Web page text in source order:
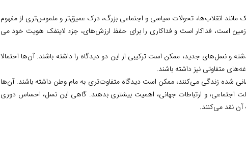
انقلاب‌ها، تحولات سیاسی و اجتماعی بزرگ، درک عمیق‌تر و ملموس‌تری از مفهوم
است، فداکار است و فداکاری را برای حفظ ارزش‌های، جزء لاینفک هویت خود می
و نسل‌های جدید، ممکن است ترکیبی از این دو دیدگاه را داشته باشند. آن‌ها احتمالا
متفاوتی نیز داشته باشند.
شده زندگی می‌کنند، ممکن است دیدگاه متفاوت‌تری به مام وطن داشته باشند. آن‌ها
اجتماعی، و ارتباطات جهانی، اهمیت بیشتری بدهند. گاهی این نسل، احساس دوری
آن نقد می‌کنند.